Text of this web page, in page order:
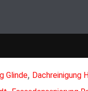
Glinde, Dachreinigung